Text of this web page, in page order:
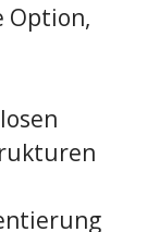
Option,